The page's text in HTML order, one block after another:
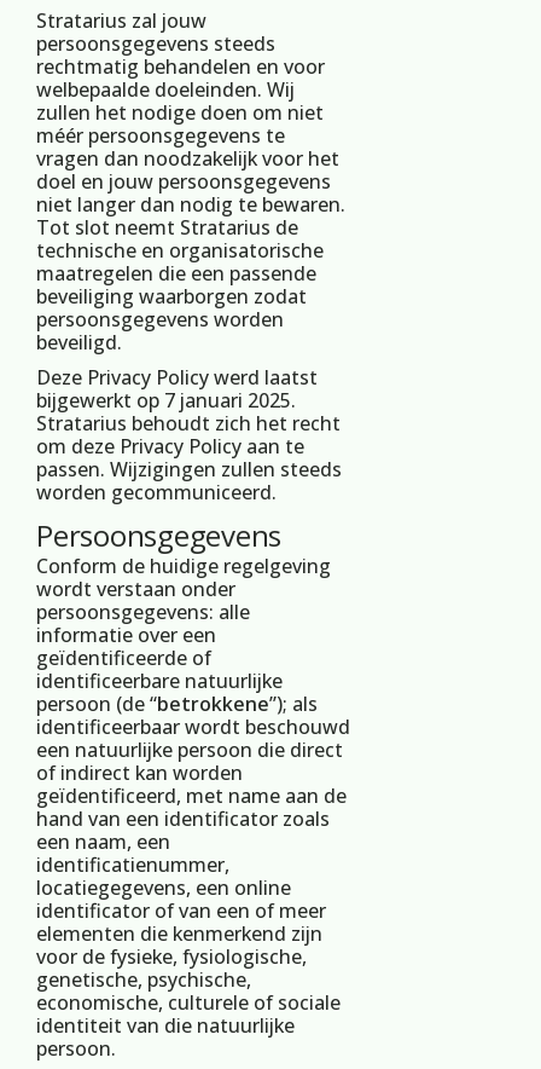
Stratarius zal jouw
persoonsgegevens steeds
rechtmatig behandelen en voor
welbepaalde doeleinden. Wij
zullen het nodige doen om niet
méér persoonsgegevens te
vragen dan noodzakelijk voor het
doel en jouw persoonsgegevens
niet langer dan nodig te bewaren.
Tot slot neemt Stratarius de
technische en organisatorische
maatregelen die een passende
beveiliging waarborgen zodat
persoonsgegevens worden
beveiligd.
Deze Privacy Policy werd laatst
bijgewerkt op 7 januari 2025.
Stratarius behoudt zich het recht
om deze Privacy Policy aan te
passen. Wijzigingen zullen steeds
worden gecommuniceerd.
Persoonsgegevens
Conform de huidige regelgeving
wordt verstaan onder
persoonsgegevens: alle
informatie over een
geïdentificeerde of
identificeerbare natuurlijke
persoon (de “betrokkene”); als
identificeerbaar wordt beschouwd
een natuurlijke persoon die direct
of indirect kan worden
geïdentificeerd, met name aan de
hand van een identificator zoals
een naam, een
identificatienummer,
locatiegegevens, een online
identificator of van een of meer
elementen die kenmerkend zijn
voor de fysieke, fysiologische,
genetische, psychische,
economische, culturele of sociale
identiteit van die natuurlijke
persoon.